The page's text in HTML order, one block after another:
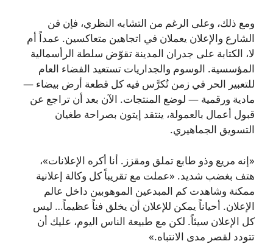
ومع ذلك، وعلى الرغم من التشابه النظري، فإن فن
الشارع والإعلان يعملان في اتجاهين متعاكسين. عمداً أم
لا، الكتابة على جدران المدينة تقوّض سلطة الرأسمالية
المؤسسية. الوسوم والجداريات تستعيد الفضاء العام
للتعبير الحر في زمن تُكرَّس فيه كل قطعة أرض بيضاء —
مادية ورقمية — لوضع المنتجات. الآن بعد أن تراجع عن
قبول أعمال بالعمولة، ينتقد إيتون بصراحة طغيان
التسويق الجماهيري.
«إنه مريع وذو طابع تملق ومقزز. أنا أكره الإعلانات»،
هتف بغضب شديد. «عملت مع تقريباً كل وكالة إعلانية
ممكنة وشاهدت كم المبدعين الموهوبين داخل عالم
الإعلان. أحياناً يمكن للإعلان أن يخلق فناً عظيماً… ليس
كل الإعلان سيئاً. لكن مع طبيعة الناس اليوم، عليك أن
تتودد لقصر مدى الانتباه.»